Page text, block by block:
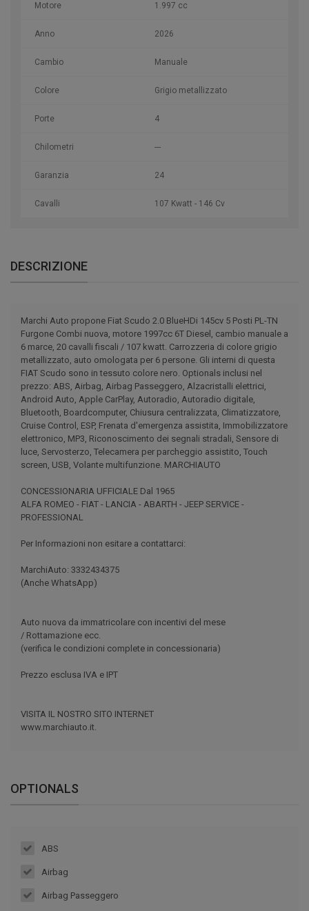
Motore 1.997 cc
Anno 2026
Cambio Manuale
Colore Grigio metallizzato
Porte 4
Chilometri ---
Garanzia 24
Cavalli 107 Kwatt - 146 Cv
DESCRIZIONE
Marchi Auto propone Fiat Scudo 2.0 BlueHDi 145cv 5 Posti PL-TN
Furgone Combi nuova, motore 1997cc 6T Diesel, cambio manuale a
6 marce, 20 cavalli fiscali / 107 kwatt. Carrozzeria di colore grigio
metallizzato, auto omologata per 6 persone. Gli interni di questa
FIAT Scudo sono in tessuto colore nero. Optionals inclusi nel
prezzo: ABS, Airbag, Airbag Passeggero, Alzacristalli elettrici,
Android Auto, Apple CarPlay, Autoradio, Autoradio digitale,
Bluetooth, Boardcomputer, Chiusura centralizzata, Climatizzatore,
Cruise Control, ESP, Frenata d'emergenza assistita, Immobilizzatore
elettronico, MP3, Riconoscimento dei segnali stradali, Sensore di
luce, Servosterzo, Telecamera per parcheggio assistito, Touch
screen, USB, Volante multifunzione. MARCHIAUTO
CONCESSIONARIA UFFICIALE Dal 1965
ALFA ROMEO - FIAT - LANCIA - ABARTH - JEEP SERVICE -
PROFESSIONAL
Per Informazioni non esitare a contattarci:
MarchiAuto: 3332434375
(Anche WhatsApp)
Auto nuova da immatricolare con incentivi del mese
/ Rottamazione ecc.
(verifica le condizioni complete in concessionaria)
Prezzo esclusa IVA e IPT
VISITA IL NOSTRO SITO INTERNET
www.marchiauto.it.
OPTIONALS
ABS
Airbag
Airbag Passeggero